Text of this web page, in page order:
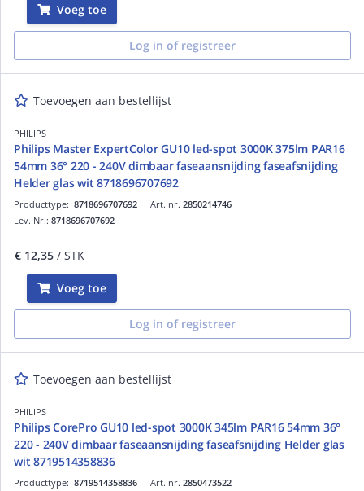
Voeg toe
Log in of registreer
Toevoegen aan bestellijst
PHILIPS
Philips Master ExpertColor GU10 led-spot 3000K 375lm PAR16
54mm 36° 220 - 240V dimbaar faseaansnijding faseafsnijding
Helder glas wit 8718696707692
Art. nr. 2850214746
Producttype: 8718696707692
Lev. Nr.: 8718696707692
€ 12,35 / STK
Voeg toe
Log in of registreer
Toevoegen aan bestellijst
PHILIPS
Philips CorePro GU10 led-spot 3000K 345lm PAR16 54mm 36°
220 - 240V dimbaar faseaansnijding faseafsnijding Helder glas
wit 8719514358836
Art. nr. 2850473522
Producttype: 8719514358836